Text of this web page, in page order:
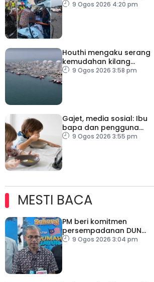
ujian air kencing
9 Ogos 2026 4:20 pm
Houthi mengaku serang
kemudahan kilang
penapisan Saudi Aramco
9 Ogos 2026 3:58 pm
Gajet, media sosial: Ibu
bapa dan pengguna
perlu lebih waspada
9 Ogos 2026 3:55 pm
MESTI BACA
PM beri komitmen
persempadanan DUN
Sarawak, minta laporan
9 Ogos 2026 3:04 pm